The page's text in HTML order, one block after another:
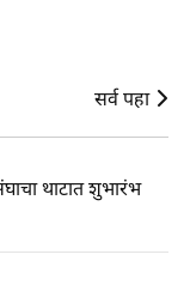
सर्व पहा
थाटात शुभारंभ